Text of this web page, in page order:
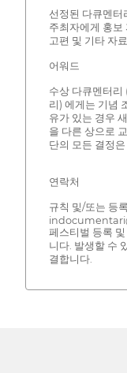
선정된 다큐멘터
주최자에게 홍보
고편 및 기타 자
어워드
수상 다큐멘터리
리) 에게는 기념
유가 있는 경우
을 다른 상으로
단의 모든 결정
연락처
규칙 및/또는 등
페스티벌 등록
니다. 발생할 수
결합니다.